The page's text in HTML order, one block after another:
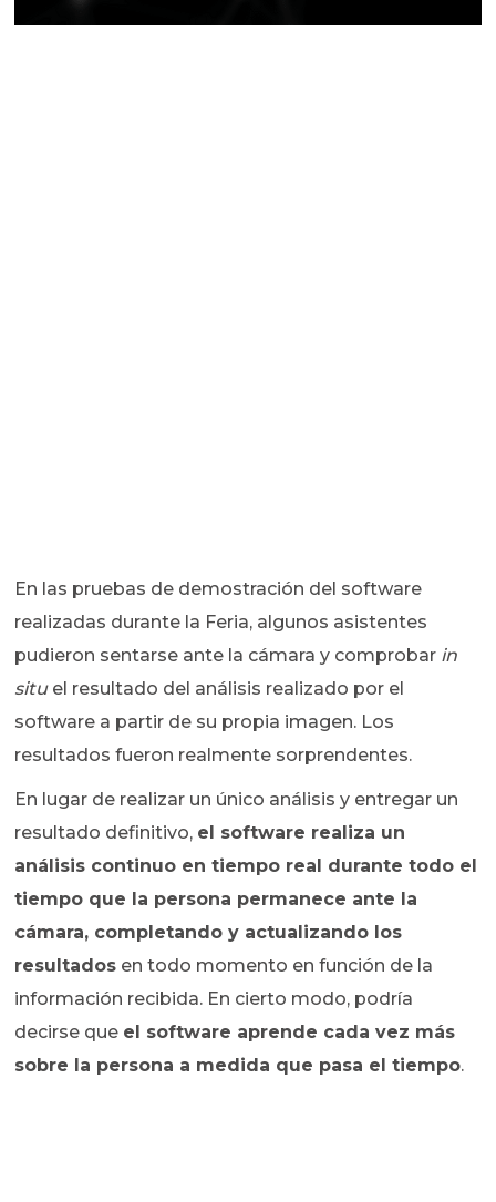
En las pruebas de demostración del software
realizadas durante la Feria, algunos asistentes
pudieron sentarse ante la cámara y comprobar in
situel resultado del análisis realizado por el
software a partir de su propia imagen. Los
resultados fueron realmente sorprendentes.
En lugar de realizar un único análisis y entregar un
resultado definitivo, el software realiza un
análisis continuo en tiempo real durante todo el
tiempo que la persona permanece ante la
cámara, completando y actualizando los
resultados en todo momento en función de la
información recibida. En cierto modo, podría
decirse que el software aprende cada vez más
sobre la persona a medida que pasa el tiempo.